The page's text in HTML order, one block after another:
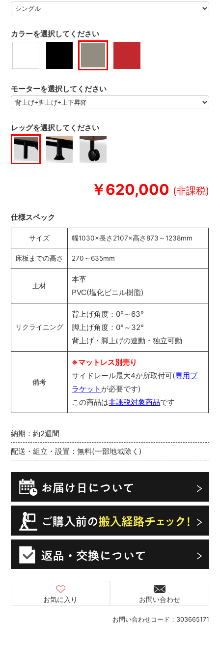
￥620,000
お問い合わせコード： 303665171
納期：約2週間
配送・組立・設置：無料(一部地域除く)
カラーを選択してください
モーターを選択してください
レッグを選択してください
お気に入り お問い合わせ
仕様スペック
サイズ 幅1030×長さ2107×高さ873～1238mm
床板までの高さ 270～635mm
主材
本革
PVC(塩化ビニル樹脂)
リクライニング
背上げ角度：0°～63°
脚上げ角度：0°～32°
背上げ・脚上げの連動・独立可動
備考
※マットレス別売り
サイドレール最大4か所取付可(専用ブ
ラケット が必要です)
この商品は非課税対象商品です